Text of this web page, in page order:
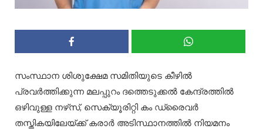
സംസ്ഥാന ശിശുക്ഷേമ സമിതിയുടെ കീഴിൽ
പ്രവർത്തിക്കുന്ന മലപ്പുറം ദത്തെടുക്കൽ കേന്ദ്രത്തിൽ
ഒഴിവുള്ള നഴ്‌സ്, സെക്യൂരിറ്റി കം ഡ്രൈവർ
തസ്തികയിലേയ്ക്ക് കരാർ അടിസ്ഥാനത്തിൽ നിയമനം